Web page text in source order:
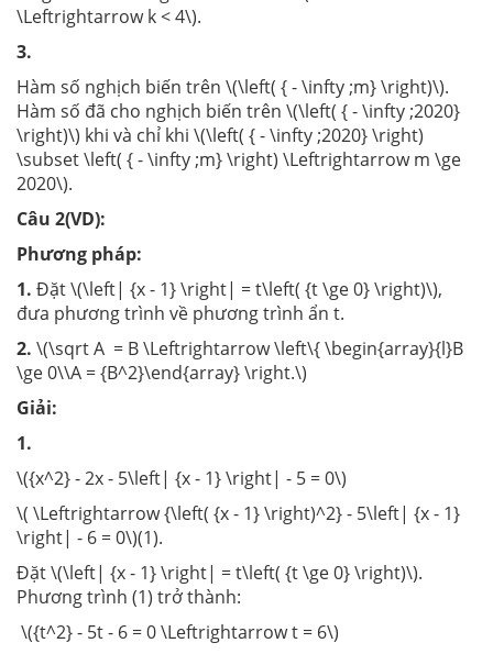
\Leftrightarrow k < 4\).
3.
Hàm số nghịch biến trên \(\left( { - \infty ;m} \right)\).
Hàm số đã cho nghịch biến trên \(\left( { - \infty ;2020}
\right)\) khi và chỉ khi \(\left( { - \infty ;2020} \right)
\subset \left( { - \infty ;m} \right) \Leftrightarrow m \ge
2020\).
Câu 2(VD):
Phương pháp:
1. Đặt \(\left| {x - 1} \right| = t\left( {t \ge 0} \right)\),
đưa phương trình về phương trình ẩn t.
2. \(\sqrt A = B \Leftrightarrow \left\{ \begin{array}{l}B
\ge 0\\A = {B^2}\end{array} \right.\)
Giải:
1.
\({x^2} - 2x - 5\left| {x - 1} \right| - 5 = 0\)
\( \Leftrightarrow {\left( {x - 1} \right)^2} - 5\left| {x - 1}
\right| - 6 = 0\)(1).
Đặt \(\left| {x - 1} \right| = t\left( {t \ge 0} \right)\).
Phương trình (1) trở thành:
\({t^2} - 5t - 6 = 0 \Leftrightarrow t = 6\)